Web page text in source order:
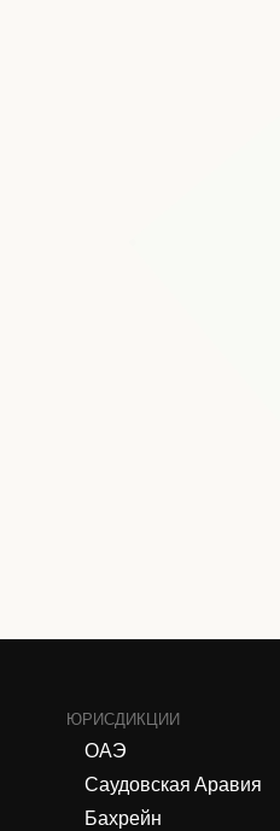
ЮРИСДИКЦИИ
ОАЭ
Саудовская Аравия
Бахрейн